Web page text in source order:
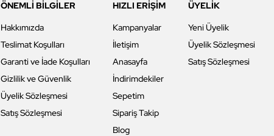
ÖNEMLİ BİLGİLER
Hakkımızda
Teslimat Koşulları
Garanti ve İade Koşulları
Gizlilik ve Güvenlik
Üyelik Sözleşmesi
Satış Sözleşmesi
HIZLI ERİŞİM
Kampanyalar
İletişim
Anasayfa
İndirimdekiler
Sepetim
Sipariş Takip
Blog
ÜYELİK
Yeni Üyelik
Üyelik Sözleşmesi
Satış Sözleşmesi